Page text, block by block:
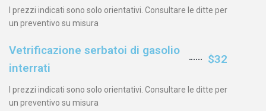
I prezzi indicati sono solo orientativi. Consultare le ditte per
un preventivo su misura
Vetrificazione serbatoi di gasolio
interrati
$32
I prezzi indicati sono solo orientativi. Consultare le ditte per
un preventivo su misura